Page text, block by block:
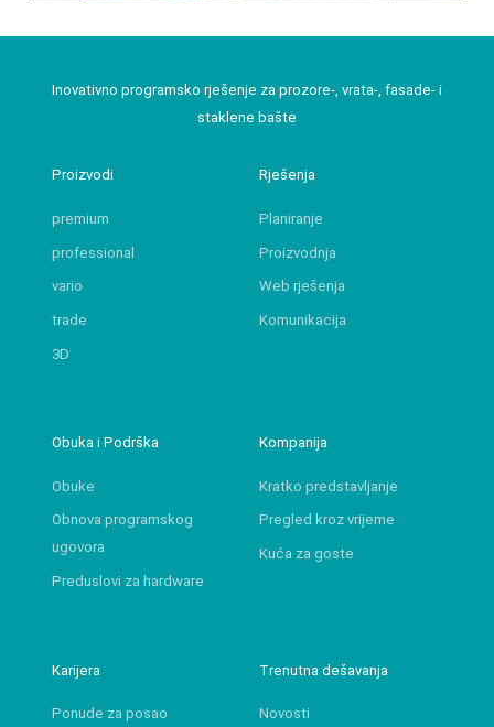
Inovativno programsko rješenje za prozore-, vrata-, fasade- i
staklene bašte
Proizvodi
premium
professional
vario
trade
3D
Rješenja
Planiranje
Proizvodnja
Web rješenja
Komunikacija
Obuka i Podrška
Obuke
Obnova programskog
ugovora
Preduslovi za hardware
Kompanija
Kratko predstavljanje
Pregled kroz vrijeme
Kuća za goste
Karijera
Ponude za posao
Trenutna dešavanja
Novosti